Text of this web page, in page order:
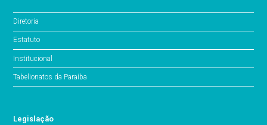
Diretoria
Estatuto
Institucional
Tabelionatos da Paraíba
Legislação